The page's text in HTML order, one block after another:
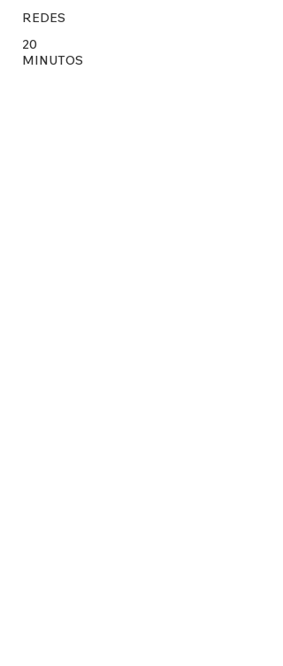
REDES
20
MINUTOS